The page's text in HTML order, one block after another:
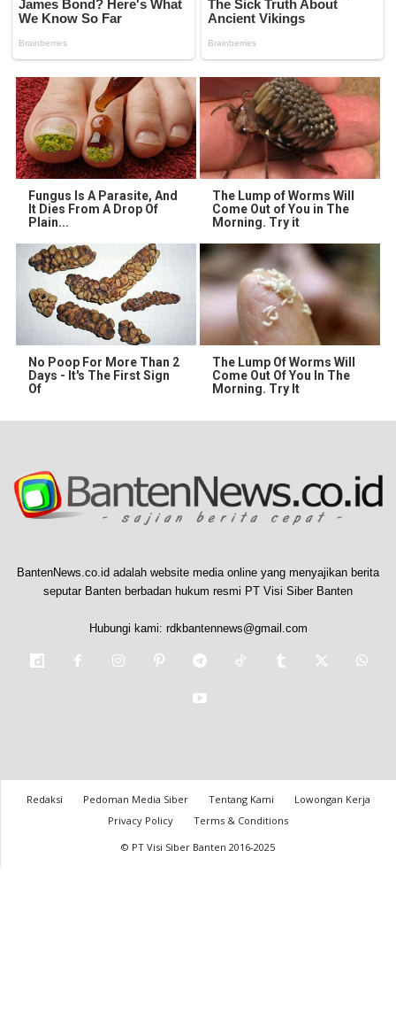
Fungus Is A Parasite, And
It Dies From A Drop Of
Plain...
The Lump of Worms Will
Come Out of You in The
Morning. Try it
No Poop For More Than 2
Days - It's The First Sign
Of
The Lump Of Worms Will
Come Out Of You In The
Morning. Try It
BantenNews.co.id adalah website media online yang menyajikan berita
seputar Banten berbadan hukum resmi PT Visi Siber Banten
Hubungi kami: rdkbantennews@gmail.com
Redaksi Pedoman Media Siber Tentang Kami
Lowongan Kerja
Privacy Policy
Terms & Conditions
© PT Visi Siber Banten 2016-2025